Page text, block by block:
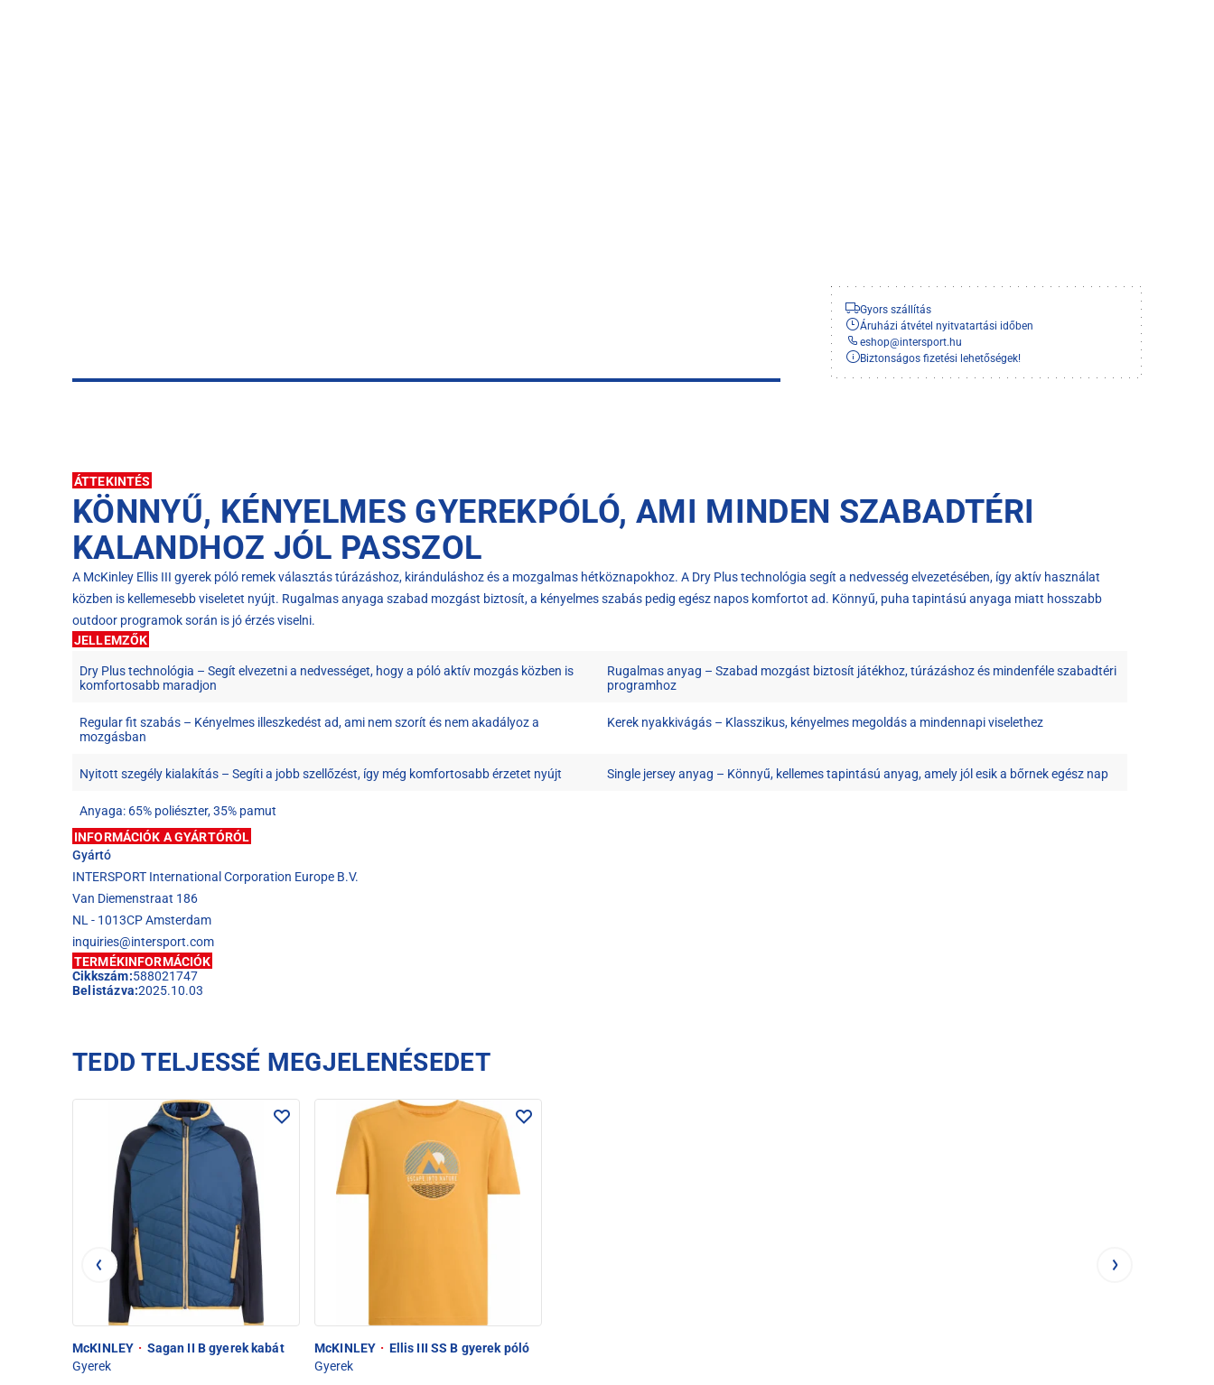
Gyors szállítás
Áruházi átvétel nyitvatartási időben
eshop@intersport.hu
Biztonságos fizetési lehetőségek!
ÁTTEKINTÉS
KÖNNYŰ, KÉNYELMES GYEREKPÓLÓ, AMI MINDEN SZABADTÉRI
KALANDHOZ JÓL PASSZOL
A McKinley Ellis III gyerek póló remek választás túrázáshoz, kiránduláshoz és a mozgalmas hétköznapokhoz. A Dry Plus technológia segít a nedvesség elvezetésében, így aktív használat
közben is kellemesebb viseletet nyújt. Rugalmas anyaga szabad mozgást biztosít, a kényelmes szabás pedig egész napos komfortot ad. Könnyű, puha tapintású anyaga miatt hosszabb
outdoor programok során is jó érzés viselni.
JELLEMZŐK
Dry Plus technológia – Segít elvezetni a nedvességet, hogy a póló aktív mozgás közben is
komfortosabb maradjon
Rugalmas anyag – Szabad mozgást biztosít játékhoz, túrázáshoz és mindenféle szabadtéri
programhoz
Regular fit szabás – Kényelmes illeszkedést ad, ami nem szorít és nem akadályoz a
mozgásban
Kerek nyakkivágás – Klasszikus, kényelmes megoldás a mindennapi viselethez
Nyitott szegély kialakítás – Segíti a jobb szellőzést, így még komfortosabb érzetet nyújt Single jersey anyag – Könnyű, kellemes tapintású anyag, amely jól esik a bőrnek egész nap
Anyaga: 65% poliészter, 35% pamut
INFORMÁCIÓK A GYÁRTÓRÓL
Gyártó
INTERSPORT International Corporation Europe B.V.
Van Diemenstraat 186
NL - 1013CP Amsterdam
inquiries@intersport.com
TERMÉKINFORMÁCIÓK
Cikkszám:588021747
Belistázva:2025.10.03
TEDD TELJESSÉ MEGJELENÉSEDET
McKINLEY · Sagan II B gyerek kabát
Gyerek
McKINLEY · Ellis III SS B gyerek póló
Gyerek